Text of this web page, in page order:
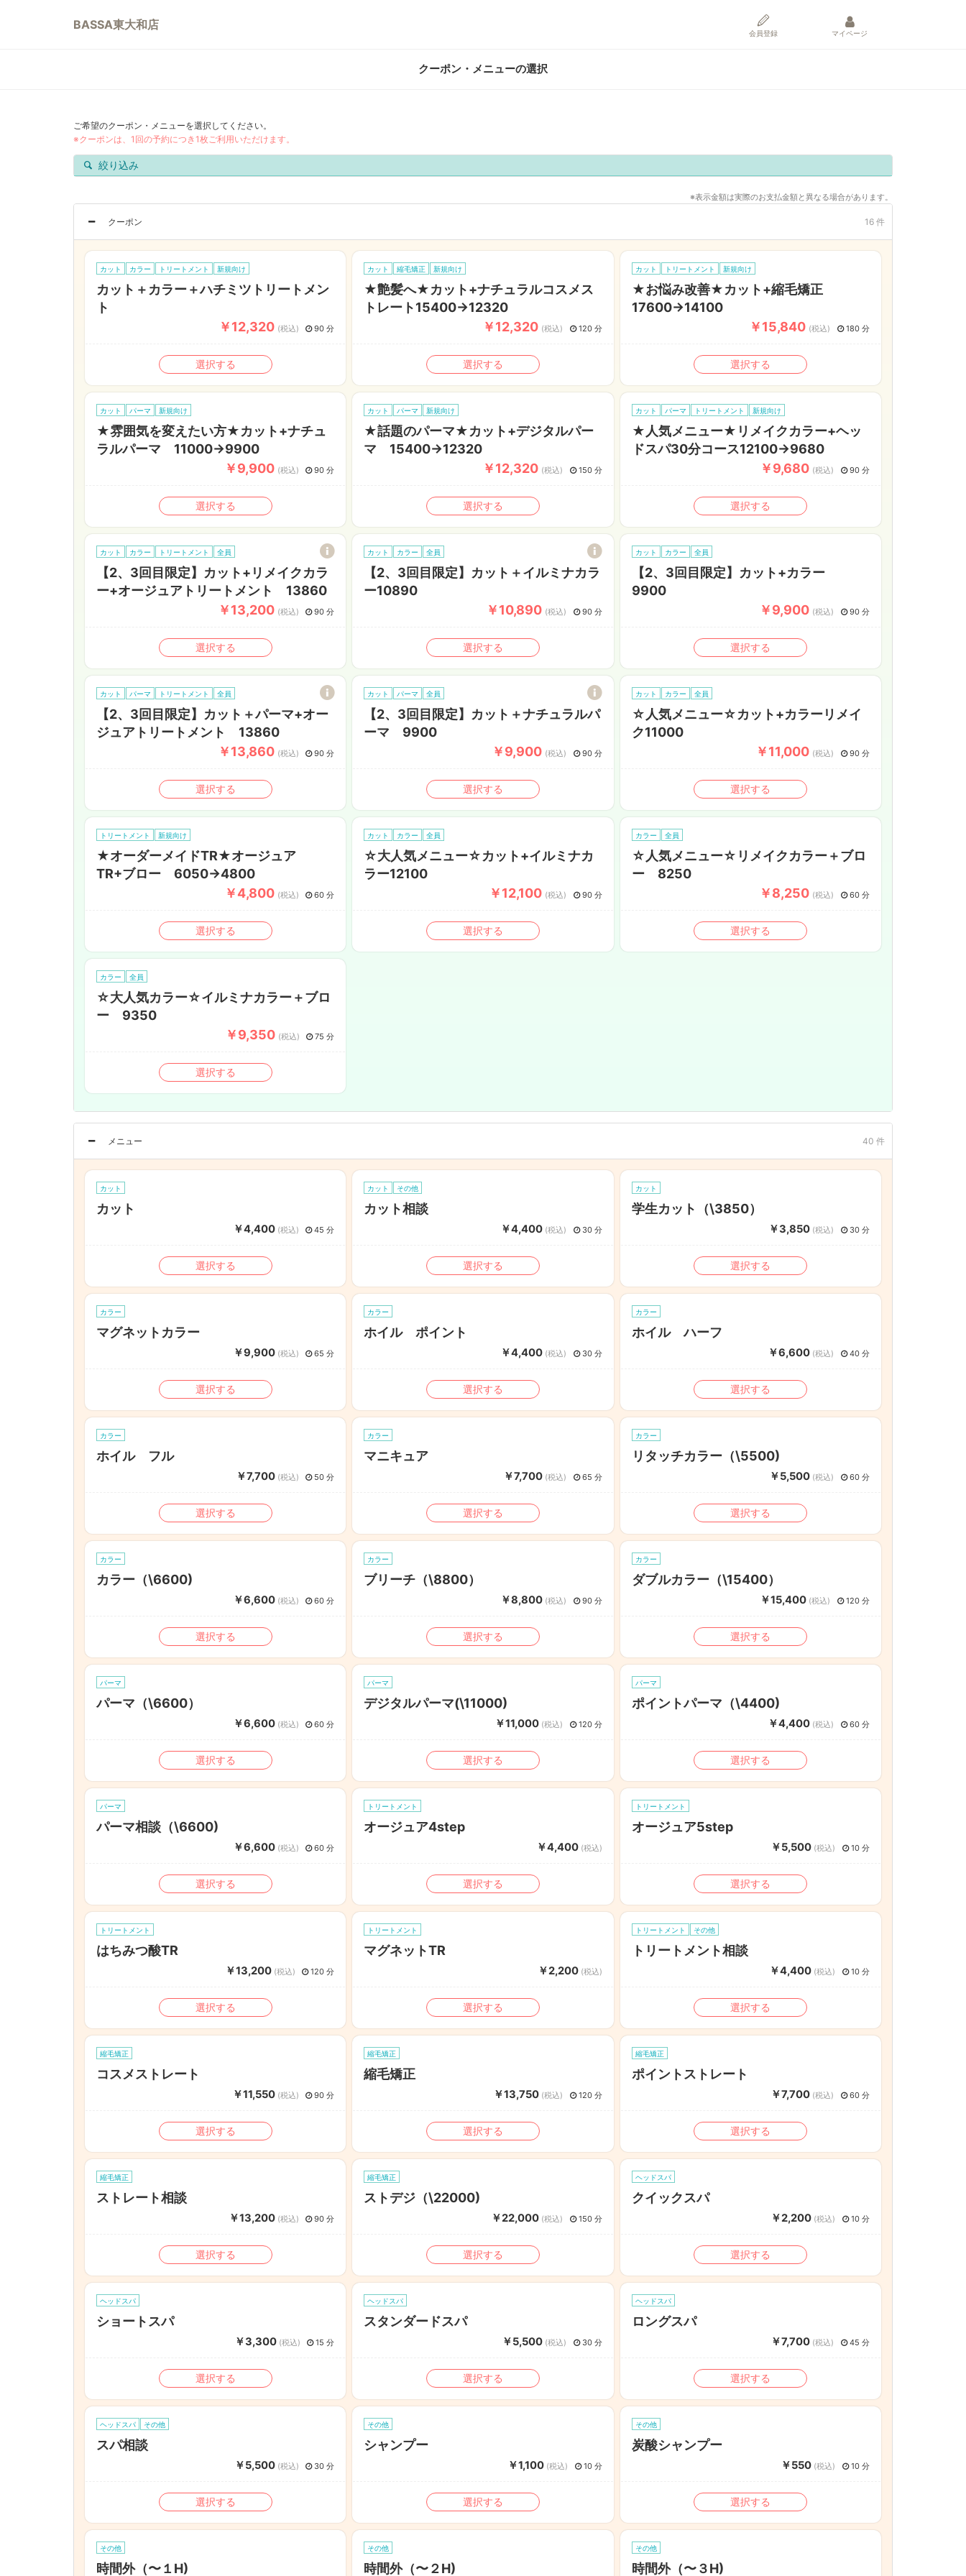
BASSA東大和店
会員登録 マイページ
クーポン・メニューの選択
ご希望のクーポン・メニューを選択してください。
※クーポンは、1回の予約につき1枚ご利用いただけます。
絞り込み
※表示金額は実際のお支払金額と異なる場合があります。
クーポン 16 件
カット カラー トリートメント 新規向け
カット＋カラー＋ハチミツトリートメン
ト
￥12,320 (税込) 90 分
選択する
カット 縮毛矯正 新規向け
★艶髪へ★カット+ナチュラルコスメス
トレート15400→12320
￥12,320 (税込) 120 分
選択する
カット トリートメント 新規向け
★お悩み改善★カット+縮毛矯正
17600→14100
￥15,840 (税込) 180 分
選択する
カット パーマ 新規向け
★雰囲気を変えたい方★カット+ナチュ
ラルパーマ 11000→9900
￥9,900 (税込) 90 分
選択する
カット パーマ 新規向け
★話題のパーマ★カット+デジタルパー
マ 15400→12320
￥12,320 (税込) 150 分
選択する
カット パーマ トリートメント 新規向け
★人気メニュー★リメイクカラー+ヘッ
ドスパ30分コース12100→9680
￥9,680 (税込) 90 分
選択する
カット カラー トリートメント 全員
【2、3回目限定】カット+リメイクカラ
ー+オージュアトリートメント 13860
￥13,200 (税込) 90 分
選択する
カット カラー 全員
【2、3回目限定】カット＋イルミナカラ
ー10890
￥10,890 (税込) 90 分
選択する
カット カラー 全員
【2、3回目限定】カット+カラー
9900
￥9,900 (税込) 90 分
選択する
カット パーマ トリートメント 全員
【2、3回目限定】カット＋パーマ+オー
ジュアトリートメント 13860
￥13,860 (税込) 90 分
選択する
カット パーマ 全員
【2、3回目限定】カット＋ナチュラルパ
ーマ 9900
￥9,900 (税込) 90 分
選択する
カット カラー 全員
☆人気メニュー☆カット+カラーリメイ
ク11000
￥11,000 (税込) 90 分
選択する
トリートメント 新規向け
★オーダーメイドTR★オージュア
TR+ブロー 6050→4800
￥4,800 (税込) 60 分
選択する
カット カラー 全員
☆大人気メニュー☆カット+イルミナカ
ラー12100
￥12,100 (税込) 90 分
選択する
カラー 全員
☆人気メニュー☆リメイクカラー＋ブロ
ー 8250
￥8,250 (税込) 60 分
選択する
カラー 全員
☆大人気カラー☆イルミナカラー＋ブロ
ー 9350
￥9,350 (税込) 75 分
選択する
メニュー 40 件
カット
カット
￥4,400 (税込) 45 分
選択する
カット その他
カット相談
￥4,400 (税込) 30 分
選択する
カット
学生カット（\3850）
￥3,850 (税込) 30 分
選択する
カラー
マグネットカラー
￥9,900 (税込) 65 分
選択する
カラー
ホイル ポイント
￥4,400 (税込) 30 分
選択する
カラー
ホイル ハーフ
￥6,600 (税込) 40 分
選択する
カラー
ホイル フル
￥7,700 (税込) 50 分
選択する
カラー
マニキュア
￥7,700 (税込) 65 分
選択する
カラー
リタッチカラー（\5500)
￥5,500 (税込) 60 分
選択する
カラー
カラー（\6600)
￥6,600 (税込) 60 分
選択する
カラー
ブリーチ（\8800）
￥8,800 (税込) 90 分
選択する
カラー
ダブルカラー（\15400）
￥15,400 (税込) 120 分
選択する
パーマ
パーマ（\6600）
￥6,600 (税込) 60 分
選択する
パーマ
デジタルパーマ(\11000)
￥11,000 (税込) 120 分
選択する
パーマ
ポイントパーマ（\4400)
￥4,400 (税込) 60 分
選択する
パーマ
パーマ相談（\6600)
￥6,600 (税込) 60 分
選択する
トリートメント
オージュア4step
￥4,400 (税込)
選択する
トリートメント
オージュア5step
￥5,500 (税込) 10 分
選択する
トリートメント
はちみつ酸TR
￥13,200 (税込) 120 分
選択する
トリートメント
マグネットTR
￥2,200 (税込)
選択する
トリートメント その他
トリートメント相談
￥4,400 (税込) 10 分
選択する
縮毛矯正
コスメストレート
￥11,550 (税込) 90 分
選択する
縮毛矯正
縮毛矯正
￥13,750 (税込) 120 分
選択する
縮毛矯正
ポイントストレート
￥7,700 (税込) 60 分
選択する
縮毛矯正
ストレート相談
￥13,200 (税込) 90 分
選択する
縮毛矯正
ストデジ（\22000)
￥22,000 (税込) 150 分
選択する
ヘッドスパ
クイックスパ
￥2,200 (税込) 10 分
選択する
ヘッドスパ
ショートスパ
￥3,300 (税込) 15 分
選択する
ヘッドスパ
スタンダードスパ
￥5,500 (税込) 30 分
選択する
ヘッドスパ
ロングスパ
￥7,700 (税込) 45 分
選択する
ヘッドスパ その他
スパ相談
￥5,500 (税込) 30 分
選択する
その他
シャンプー
￥1,100 (税込) 10 分
選択する
その他
炭酸シャンプー
￥550 (税込) 10 分
選択する
その他
時間外（〜１H)
その他
時間外（〜２H)
その他
時間外（〜３H)